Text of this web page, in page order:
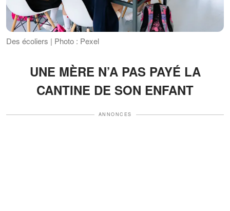
Des écoliers | Photo : Pexel
UNE MÈRE N’A PAS PAYÉ LA
CANTINE DE SON ENFANT
ANNONCES